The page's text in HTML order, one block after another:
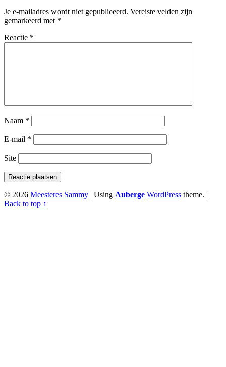
Je e-mailadres wordt niet gepubliceerd. Vereiste velden zijn
gemarkeerd met *
Reactie *
Naam *
E-mail *
Site
© 2026 Meesteres Sammy | Using Auberge WordPress theme. |
Back to top ↑